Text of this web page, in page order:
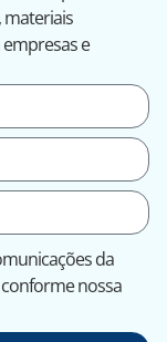
materiais
e
da
nossa